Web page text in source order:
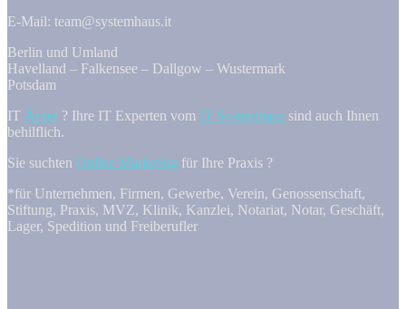
E-Mail: team@systemhaus.it
Berlin und Umland
Havelland – Falkensee – Dallgow – Wustermark
Potsdam
IT Ärger ? Ihre IT Experten vom IT-Systemhaus sind auch Ihnen
behilflich.
Sie suchten Online Marketing für Ihre Praxis ?
*für Unternehmen, Firmen, Gewerbe, Verein, Genossenschaft,
Stiftung, Praxis, MVZ, Klinik, Kanzlei, Notariat, Notar, Geschäft,
Lager, Spedition und Freiberufler